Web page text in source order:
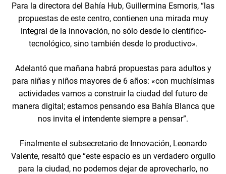
Para la directora del Bahía Hub, Guillermina Esmoris, “las
propuestas de este centro, contienen una mirada muy
integral de la innovación, no sólo desde lo científico-
tecnológico, sino también desde lo productivo».
Adelantó que mañana habrá propuestas para adultos y
para niñas y niños mayores de 6 años: «con muchísimas
actividades vamos a construir la ciudad del futuro de
manera digital; estamos pensando esa Bahía Blanca que
nos invita el intendente siempre a pensar”.
Finalmente el subsecretario de Innovación, Leonardo
Valente, resaltó que “este espacio es un verdadero orgullo
para la ciudad, no podemos dejar de aprovecharlo, no